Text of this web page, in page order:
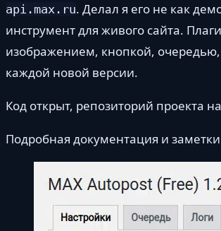
api.max.ru. Делал я его не как
инструмент для живого сайта.
изображением, кнопкой, очередью,
каждой новой версии.
Код открыт, репозиторий проекта
Подробная документация и